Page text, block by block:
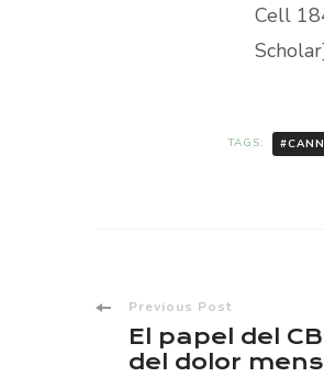
Cell
TAGS:
Post
Navigation
Previous Post
El papel del
del dolor